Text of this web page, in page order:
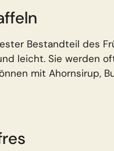
Bestandteil des
leicht. Sie werden
mit Ahornsirup,